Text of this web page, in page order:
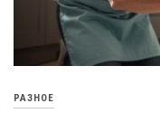
РАЗНОЕ